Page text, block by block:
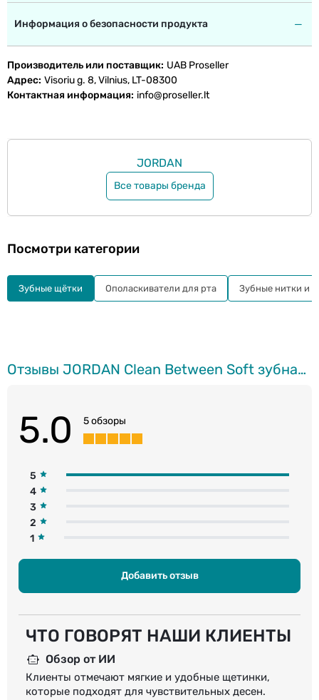
Информация о безопасности продукта
Производитель или поставщик UAB Proseller
Адрес Visoriu g. 8, Vilnius, LT-08300
Контактная информация info@proseller.lt
JORDAN
Все товары бренда
Отзывы JORDAN Clean Between Soft зубная щётка (различные цвета)
5.0 5 обзоры
5
4
3
2
1
Добавить отзыв
ЧТО ГОВОРЯТ НАШИ КЛИЕНТЫ
Обзор от ИИ
Клиенты отмечают мягкие и удобные щетинки,
которые подходят для чувствительных десен.
Посмотри категории
Зубные щётки Ополаскиватели для рта Зубные нитки и